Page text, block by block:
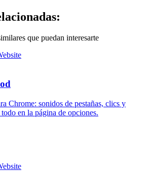
que puedan interesarte
Chrome: sonidos de pestañas, clics y
en la página de opciones.